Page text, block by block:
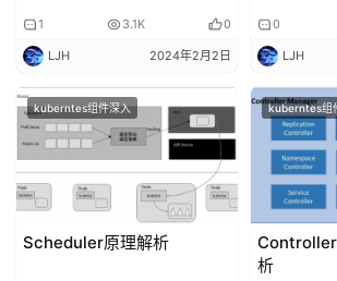
生
监
控
日
志
理
登录 注册
1 3.1K 0
LJH 2024年2月2日
0
LJH
kuberntes组件深入
Scheduler原理解析
kuberntes组
析